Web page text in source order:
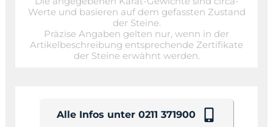
Werte und basieren auf dem gefassten Zustand
der Steine.
Präzise Angaben gelten nur, wenn in der
Artikelbeschreibung entsprechende Zertifikate
der Steine erwähnt werden.
Alle Infos unter 0211 371900